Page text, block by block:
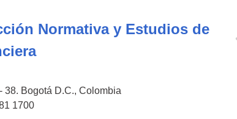
Normativa y Estudios de
38. Bogotá D.C., Colombia
1700